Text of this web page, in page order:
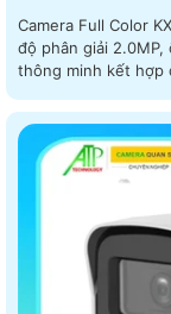
Camera Full Color
độ phân giải 2.0MP, ống
thông minh kết hợp